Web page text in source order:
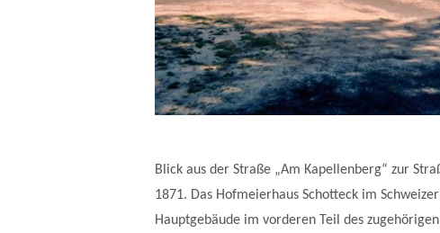
Blick aus der Straße „Am Kapellenberg“ zur
1871. Das Hofmeierhaus Schotteck im
Hauptgebäude im vorderen Teil des